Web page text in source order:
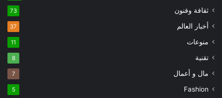
ثقافة وفنون 73
أخبار العالم 37
منوعات 11
تقنية 8
مال و أعمال 7
Fashion
5